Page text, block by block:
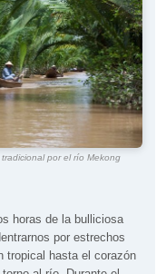
por el río Mekong
horas de la bulliciosa
por estrechos
tropical hasta el corazón